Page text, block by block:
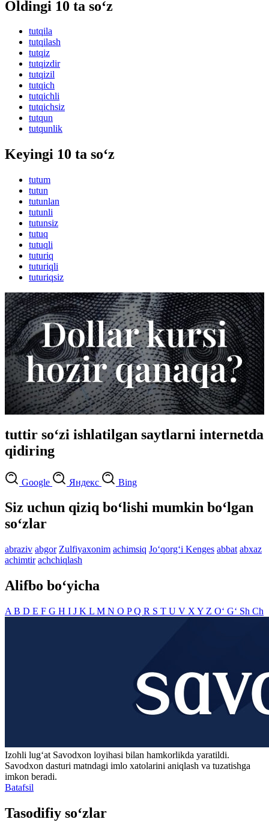
Oldingi 10 ta so‘z
tutqila
tutqilash
tutqiz
tutqizdir
tutqizil
tutqich
tutqichli
tutqichsiz
tutqun
tutqunlik
Keyingi 10 ta so‘z
tutum
tutun
tutunlan
tutunli
tutunsiz
tutuq
tutuqli
tuturiq
tuturiqli
tuturiqsiz
tuttir so‘zi ishlatilgan saytlarni internetda
qidiring
Google Яндекс Bing
Siz uchun qiziq bo‘lishi mumkin bo‘lgan
so‘zlar
abraziv abgor Zulfiyaxonim achimsiq Jo‘qorg‘i Kenges abbat abxaz
achimtir achchiqlash
Alifbo bo‘yicha
A B D E F G H I J K L M N O PQ R S T U V X Y Z O‘ G‘ Sh Ch
Izohli lugʻat Savodxon loyihasi bilan hamkorlikda yaratildi.
Savodxon dasturi matndagi imlo xatolarini aniqlash va tuzatishga
imkon beradi.
Batafsil
Tasodifiy so‘zlar